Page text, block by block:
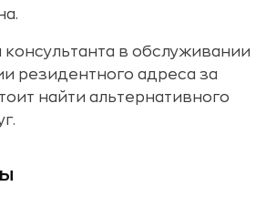
консультанта в обслуживании
резидентного адреса за
найти альтернативного